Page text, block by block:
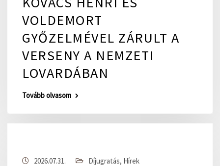
VOLDEMORT
GYŐZELMÉVEL ZÁRULT A
VERSENY A NEMZETI
LOVARDÁBAN
Tovább olvasom
2026.07.31. Díjugratás, Hírek